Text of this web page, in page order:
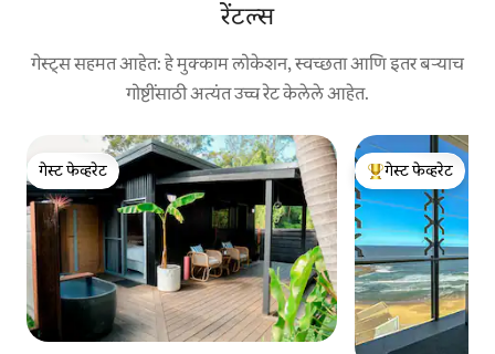
रेंटल्स
गेस्ट्स सहमत आहेत: हे मुक्काम लोकेशन, स्वच्छता आणि इतर बऱ्याच
गोष्टींसाठी अत्यंत उच्च रेट केलेले आहेत.
गेस्ट फेव्हरेट
गेस्ट फेव्हरेट
टॉप गेस्ट फेव्हरेट
गेस्ट फेव्हरेट